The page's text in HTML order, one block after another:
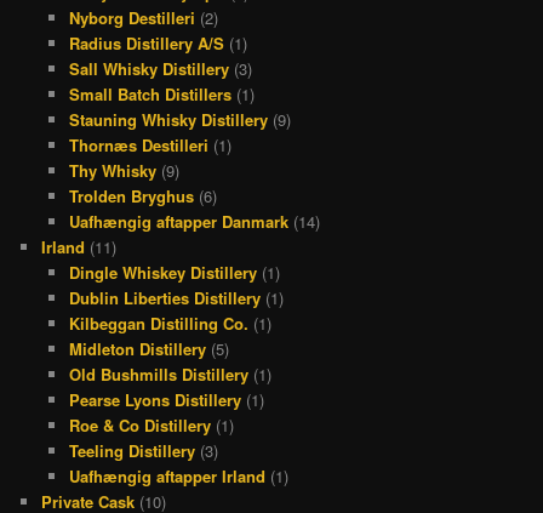
Nyborg Destilleri (2)
Radius Distillery A/S(1)
Sall Whisky Distillery(3)
Small Batch Distillers(1)
Stauning Whisky Distillery(9)
Thornæs Destilleri (1)
Thy Whisky(9)
Trolden Bryghus(6)
Uafhængig aftapper Danmark(14)
Irland (11)
Dingle Whiskey Distillery(1)
Dublin Liberties Distillery(1)
Kilbeggan Distilling Co. (1)
Midleton Distillery(5)
Old Bushmills Distillery(1)
Pearse Lyons Distillery(1)
Roe & Co Distillery(1)
Teeling Distillery(3)
Uafhængig aftapper Irland (1)
Private Cask (10)